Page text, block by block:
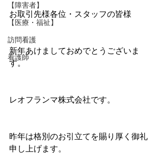
【障害者】
【医療・福祉】
訪問看護
看護師
お取引先様各位・スタッフの皆様
新年あけましておめでとうございま
す。
レオフランマ株式会社です。
昨年は格別のお引立てを賜り厚く御礼
申し上げます。